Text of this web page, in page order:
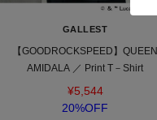
GALLEST
【GOODROCKSPEED】QUEEN
AMIDALA ／ Print T－Shirt
¥5,544
20%OFF